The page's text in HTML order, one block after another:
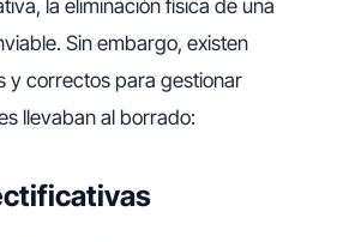
la eliminación física de una
Sin embargo, existen
y correctos para gestionar
llevaban al borrado: